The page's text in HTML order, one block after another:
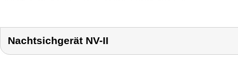
Nachtsichgerät NV-II